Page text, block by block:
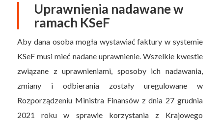
Uprawnienia nadawane w
ramach KSeF
Aby dana osoba mogła wystawiać faktury w systemie
KSeF musi mieć nadane uprawnienie. Wszelkie kwestie
związane z uprawnieniami, sposoby ich nadawania,
zmiany i odbierania zostały uregulowane w
Rozporządzeniu Ministra Finansów z dnia 27 grudnia
2021 roku w sprawie korzystania z Krajowego